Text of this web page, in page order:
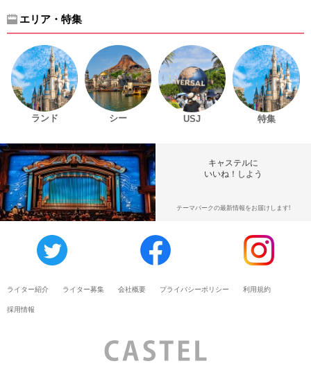
エリア・特集
ランド シー USJ 特集
キャステルに
いいね！しよう
テーマパークの最新情報をお届けします!
ライター紹介 ライター募集 会社概要 プライバシーポリシー 利用規約
採用情報